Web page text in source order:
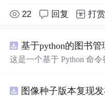
22 回复 打赏
基于python的图书管
这是一个基于 Python 命
添加、删除、修改、搜索